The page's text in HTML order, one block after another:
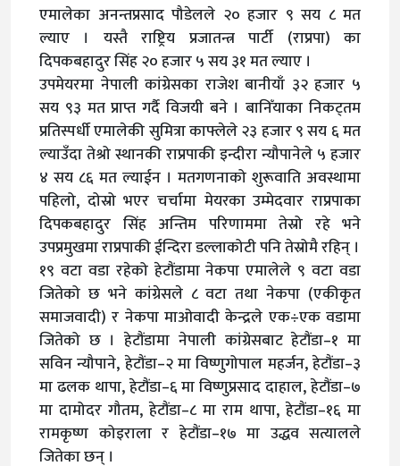
एमालेका अनन्तप्रसाद पौडेलले २० हजार ९ सय ८ मत
ल्याए । यस्तै राष्ट्रिय प्रजातन्त्र पार्टी (राप्रपा) का
दिपकबहादुर सिंह २० हजार ५ सय ३१ मत ल्याए ।
उपमेयरमा नेपाली कांग्रेसका राजेश बानीयाँ ३२ हजार ५
सय ९३ मत प्राप्त गर्दै विजयी बने । बानिँयाका निकट्तम
प्रतिस्पर्धी एमालेकी सुमित्रा काफ्लेले २३ हजार ९ सय ६ मत
ल्याउँदा तेश्रो स्थानकी राप्रपाकी इन्दीरा न्यौपानेले ५ हजार
४ सय ८६ मत ल्याईन । मतगणनाको शुरूवाति अवस्थामा
पहिलो, दोस्रो भएर चर्चामा मेयरका उम्मेदवार राप्रपाका
दिपकबहादुर सिंह अन्तिम परिणाममा तेस्रो रहे भने
उपप्रमुखमा राप्रपाकी ईन्दिरा डल्लाकोटी पनि तेस्रोमै रहिन् ।
१९ वटा वडा रहेको हेटौंडामा नेकपा एमालेले ९ वटा वडा
जितेको छ भने कांग्रेसले ८ वटा तथा नेकपा (एकीकृत
समाजवादी) र नेकपा माओवादी केन्द्रले एक÷एक वडामा
जितेको छ । हेटौंडामा नेपाली कांग्रेसबाट हेटौंडा–१ मा
सविन न्यौपाने, हेटौंडा–२ मा विष्णुगोपाल महर्जन, हेटौंडा–३
मा ढलक थापा, हेटौंडा–६ मा विष्णुप्रसाद दाहाल, हेटौंडा–७
मा दामोदर गौतम, हेटौंडा–८ मा राम थापा, हेटौंडा–१६ मा
रामकृष्ण कोइराला र हेटौंडा–१७ मा उद्धव सत्यालले
जितेका छन् ।